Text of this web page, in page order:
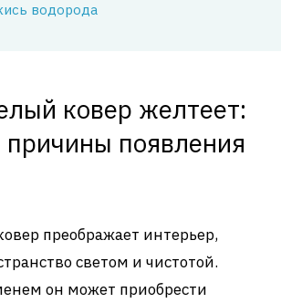
водорода
ковер желтеет:
появления
преображает интерьер,
светом и чистотой.
он может приобрести